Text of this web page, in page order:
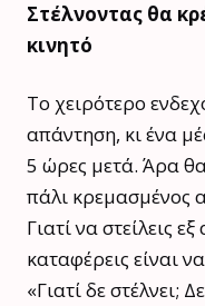
Στέλνοντας θα
κινητό
Το χειρότερο
απάντηση, κι ένα
5 ώρες μετά. Άρα θα
πάλι κρεμασμένος
Γιατί να στείλεις
καταφέρεις είναι
«Γιατί δε στέλνει;